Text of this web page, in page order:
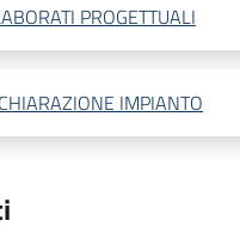
PROGETTUALI
IMPIANTO